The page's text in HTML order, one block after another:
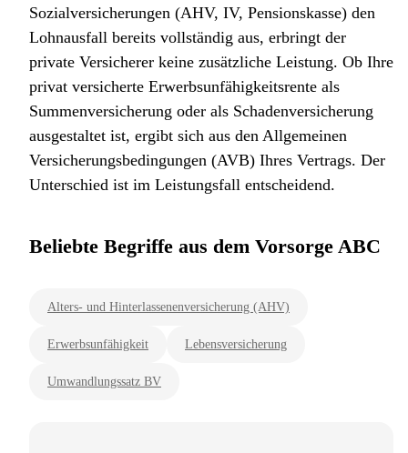
Sozialversicherungen (AHV, IV, Pensionskasse) den
Lohnausfall bereits vollständig aus, erbringt der
private Versicherer keine zusätzliche Leistung. Ob Ihre
privat versicherte Erwerbsunfähigkeitsrente als
Summenversicherung oder als Schadenversicherung
ausgestaltet ist, ergibt sich aus den Allgemeinen
Versicherungsbedingungen (AVB) Ihres Vertrags. Der
Unterschied ist im Leistungsfall entscheidend.
Beliebte Begriffe aus dem Vorsorge ABC
Alters- und Hinterlassenenversicherung (AHV)
Erwerbsunfähigkeit Lebensversicherung
Umwandlungssatz BV